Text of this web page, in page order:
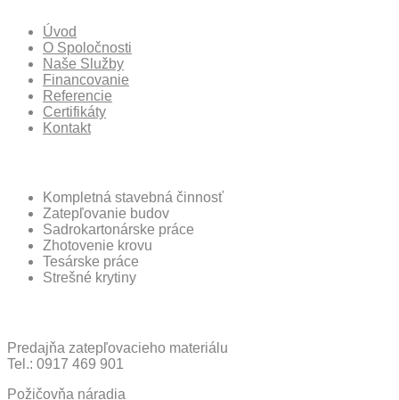
Úvod
O Spoločnosti
Naše Služby
Financovanie
Referencie
Certifikáty
Kontakt
Kompletná stavebná činnosť
Zatepľovanie budov
Sadrokartonárske práce
Zhotovenie krovu
Tesárske práce
Strešné krytiny
Predajňa zatepľovacieho materiálu
Tel.: 0917 469 901
Požičovňa náradia